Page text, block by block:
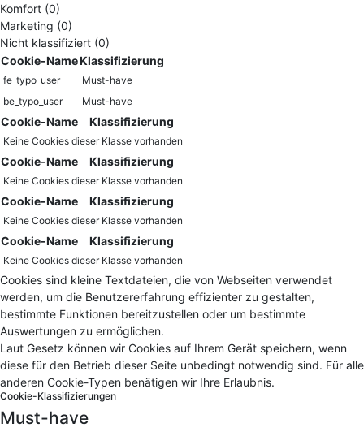
Komfort (0)
Marketing (0)
Nicht klassifiziert (0)
Cookie-NameKlassifizierung
fe_typo_user
Must-have
be_typo_user
Must-have
Cookie-Name Klassifizierung
Keine Cookies dieser Klasse vorhanden
Cookie-Name Klassifizierung
Keine Cookies dieser Klasse vorhanden
Cookie-Name Klassifizierung
Keine Cookies dieser Klasse vorhanden
Cookie-Name Klassifizierung
Keine Cookies dieser Klasse vorhanden
Cookies sind kleine Textdateien, die von Webseiten verwendet
werden, um die Benutzererfahrung effizienter zu gestalten,
bestimmte Funktionen bereitzustellen oder um bestimmte
Auswertungen zu ermöglichen.
Laut Gesetz können wir Cookies auf Ihrem Gerät speichern, wenn
diese für den Betrieb dieser Seite unbedingt notwendig sind. Für alle
anderen Cookie-Typen benätigen wir Ihre Erlaubnis.
Cookie-Klassifizierungen
Must-have